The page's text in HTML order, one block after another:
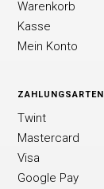
Warenkorb
Kasse
Mein Konto
ZAHLUNGSARTEN
Twint
Mastercard
Visa
Google Pay